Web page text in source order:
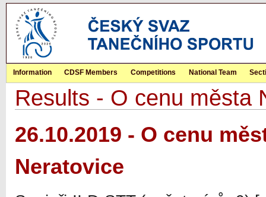
Information CDSF Members Competitions National Team
Results - O cenu města
26.10.2019 - O cenu
Neratovice